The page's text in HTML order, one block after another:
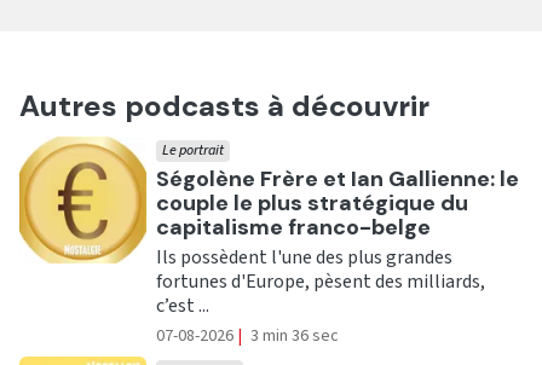
Autres podcasts à découvrir
Ecouter
Ségolène Frère et Ian Gallienne: le
couple le plus stratégique du
capitalisme franco-belge
Le portrait
Ils possèdent l'une des plus grandes
fortunes d'Europe, pèsent des milliards,
c’est ...
07-08-2026 | 3 min 36 sec